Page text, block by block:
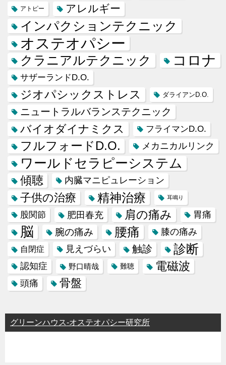
アトピー アレルギー
インパクションテクニック
オステオパシー
クラニアルテクニック コロナ
サザーランドD.O.
ジオパシックストレス ダライアンD.O.
ニュートラルバランステクニック
バイオダイナミクス フライマンD.O.
フルフォードD.O. メカニカルリンク
ワールドセラピーシステム
傾聴 内臓マニピュレーション
子供の治療 精神治療 耳鳴り
股関節 肥田春充 肩の痛み 胃痛
脳 腕の痛み 腰痛 膝の痛み
自閉症 見えづらい 触診 診断
認知症 野口晴哉 難聴 電磁波
頭痛 骨盤
グリーンハウス-オステオパシー研究所